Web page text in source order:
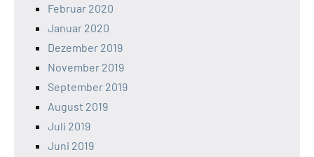
Februar 2020
Januar 2020
Dezember 2019
November 2019
September 2019
August 2019
Juli 2019
Juni 2019